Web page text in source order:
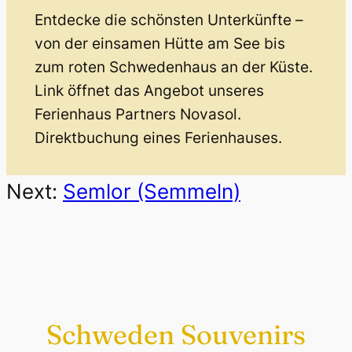
Entdecke die schönsten Unterkünfte –
von der einsamen Hütte am See bis
zum roten Schwedenhaus an der Küste.
Link öffnet das Angebot unseres
Ferienhaus Partners Novasol.
Direktbuchung eines Ferienhauses.
Next: Semlor (Semmeln)
Schweden Souvenirs